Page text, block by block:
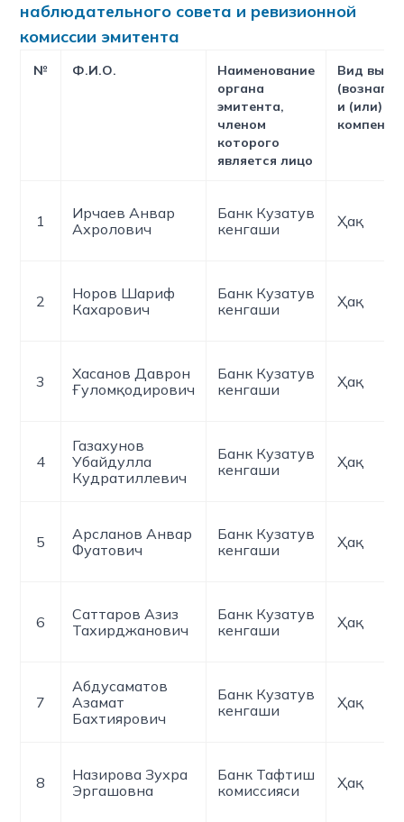
наблюдательного совета и ревизионной
комиссии эмитента
№ Ф.И.О.
Наименование
органа
эмитента,
членом
которого
является лицо
Вид
и (или)
1
Ирчаев Анвар
Ахролович
Банк Кузатув
кенгаши
Ҳақ
2
Норов Шариф
Кахарович
Банк Кузатув
кенгаши
Ҳақ
3
Хасанов Даврон
Ғуломқодирович
Банк Кузатув
кенгаши
Ҳақ
4
Газахунов
Убайдулла
Кудратиллевич
Банк Кузатув
кенгаши
Ҳақ
5
Арсланов Анвар
Фуатович
Банк Кузатув
кенгаши
Ҳақ
6
Саттаров Азиз
Тахирджанович
Банк Кузатув
кенгаши
Ҳақ
7
Абдусаматов
Азамат
Бахтиярович
Банк Кузатув
кенгаши
Ҳақ
8
Назирова Зухра
Эргашовна
Банк Тафтиш
комиссияси
Ҳақ